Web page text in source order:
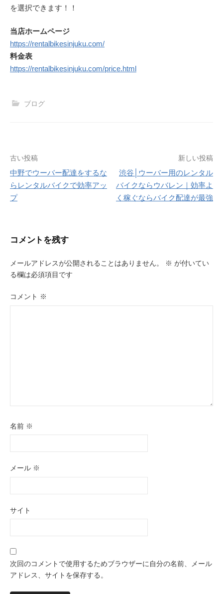
を選択できます！！
当店ホームページ
https://rentalbikesinjuku.com/
料金表
https://rentalbikesinjuku.com/price.html
ブログ
投
稿
ナ
シ
ン
古い投稿
中野でウーバー配達をするな
らレンタルバイクで効率アッ
プ
新しい投稿
渋谷│ウーバー用のレンタル
バイクならウバレン｜効率よ
く稼ぐならバイク配達が最強
コメントを残す
メールアドレスが公開されることはありません。 ※ が付いてい
る欄は必須項目です
コメント ※
名前 ※
メール ※
サイト
次回のコメントで使用するためブラウザーに自分の名前、メール
アドレス、サイトを保存する。